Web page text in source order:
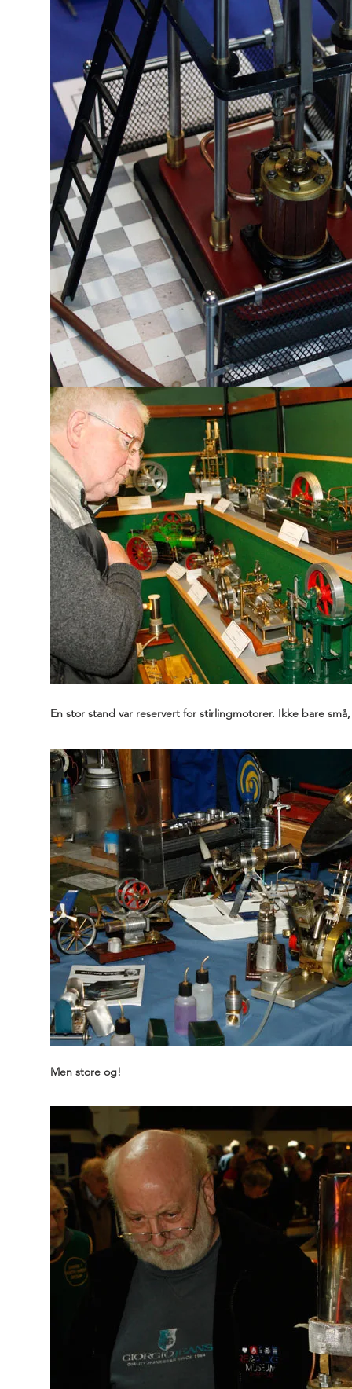
En stor stand var reservert for stirlingmotorer. Ikke bare
Men store og!